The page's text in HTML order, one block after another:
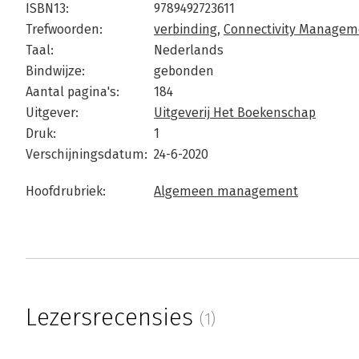
ISBN13:
9789492723611
Trefwoorden:
verbinding, Connectivity
Taal:
Nederlands
Bindwijze:
gebonden
Aantal pagina's:
184
Uitgever:
Uitgeverij Het Boekenschap
Druk:
1
Verschijningsdatum: 24-6-2020
Hoofdrubriek: Algemeen management
Lezersrecensies (1)